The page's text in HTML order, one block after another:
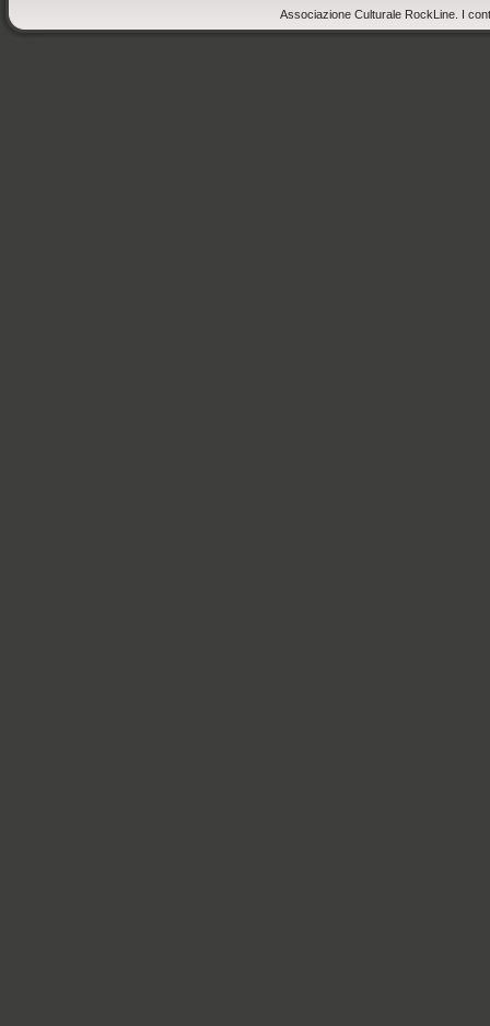
Associazione Culturale RockLine. I